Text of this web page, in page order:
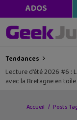
ADOS
Tendances
Lecture d’été 2026 #6 :
avec la Bretagne en
Accueil Posts